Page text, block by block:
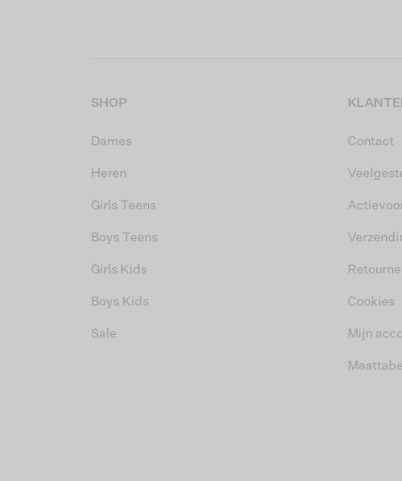
SHOP
Dames
Heren
Girls Teens
Boys Teens
Girls Kids
Boys Kids
Sale
Contact
Cookies
Mijn
Maattabel